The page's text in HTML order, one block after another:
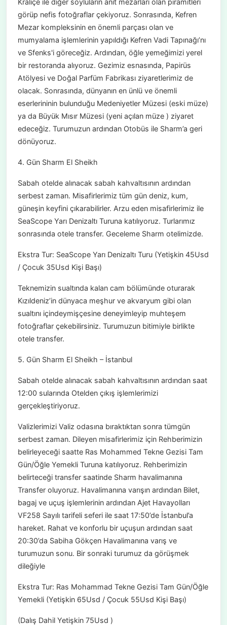
görüp nefis fotoğraflar çekiyoruz. Sonrasında, Kefren
Mezar kompleksinin en önemli parçası olan ve
mumyalama işlemlerinin yapıldığı Kefren Vadi Tapınağı’nı
ve Sfenks'i göreceğiz. Ardından, öğle yemeğimizi yerel
bir restoranda alıyoruz. Gezimiz esnasında, Papirüs
Atölyesi ve Doğal Parfüm Fabrikası ziyaretlerimiz de
olacak. Sonrasında, dünyanın en ünlü ve önemli
eserlerininin bulunduğu Medeniyetler Müzesi (eski müze)
ya da Büyük Mısır Müzesi (yeni açılan müze ) ziyaret
edeceğiz. Turumuzun ardından Otobüs ile Sharm’a geri
dönüyoruz.
4. Gün Sharm El Sheikh
Sabah otelde alınacak sabah kahvaltısının ardından
serbest zaman. Misafirlerimiz tüm gün deniz, kum,
güneşin keyfini çıkarabilirler. Arzu eden misafirlerimiz ile
SeaScope Yarı Denizaltı Turuna katılıyoruz. Turlarımız
sonrasında otele transfer. Geceleme Sharm otelimizde.
Ekstra Tur: SeaScope Yarı Denizaltı Turu (Yetişkin 45Usd
/ Çocuk 35Usd Kişi Başı)
Teknemizin sualtında kalan cam bölümünde oturarak
Kızıldeniz’in dünyaca meşhur ve akvaryum gibi olan
sualtını içindeymişçesine deneyimleyip muhteşem
fotoğraflar çekebilirsiniz. Turumuzun bitimiyle birlikte
otele transfer.
5. Gün Sharm El Sheikh – İstanbul
Sabah otelde alınacak sabah kahvaltısının ardından saat
12:00 sularında Otelden çıkış işlemlerimizi
gerçekleştiriyoruz.
Valizlerimizi Valiz odasına bıraktıktan sonra tümgün
serbest zaman. Dileyen misafirlerimiz için Rehberimizin
belirleyeceği saatte Ras Mohammed Tekne Gezisi Tam
Gün/Öğle Yemekli Turuna katılıyoruz. Rehberimizin
belirteceği transfer saatinde Sharm havalimanına
Transfer oluyoruz. Havalimanına varışın ardından Bilet,
bagaj ve uçuş işlemlerinin ardından Ajet Havayolları
VF258 Sayılı tarifeli seferi ile saat 17:50’de İstanbul’a
hareket. Rahat ve konforlu bir uçuşun ardından saat
20:30’da Sabiha Gökçen Havalimanına varış ve
turumuzun sonu. Bir sonraki turumuz da görüşmek
dileğiyle
Ekstra Tur: Ras Mohammad Tekne Gezisi Tam Gün/Öğle
Yemekli (Yetişkin 65Usd / Çocuk 55Usd Kişi Başı)
(Dalış Dahil Yetişkin 75Usd )